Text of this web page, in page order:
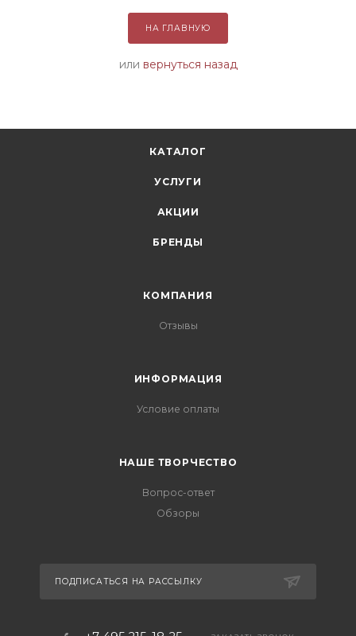
НА ГЛАВНУЮ
или вернуться назад
КАТАЛОГ
УСЛУГИ
АКЦИИ
БРЕНДЫ
КОМПАНИЯ
Отзывы
ИНФОРМАЦИЯ
Условие оплаты
НАШЕ ТВОРЧЕСТВО
Вопрос-ответ
Обзоры
ПОДПИСАТЬСЯ НА РАССЫЛКУ